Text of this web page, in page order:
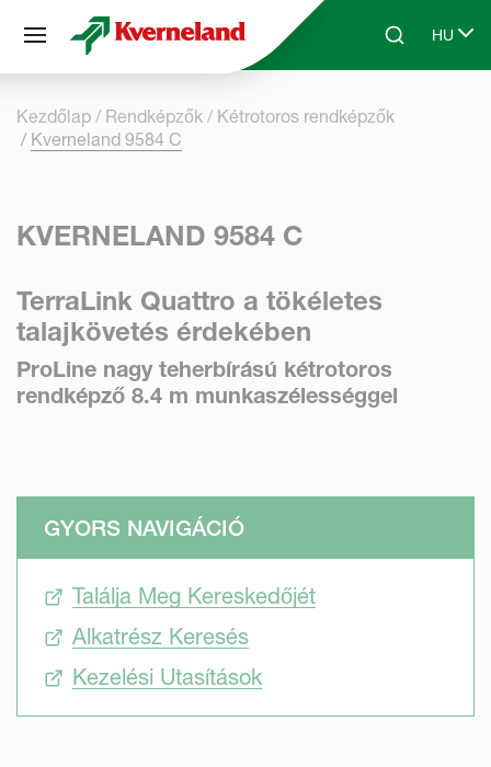
Skip to main contentSearchHU
Select
Kezdőlap Rendképzők
Kétrotoros rendképzők
Kverneland 9584 C
KVERNELAND 9584 C
TerraLink Quattro a tökéletes
talajkövetés érdekében
ProLine nagy teherbírású kétrotoros
rendképző 8.4 m munkaszélességgel
GYORS NAVIGÁCIÓ
Találja Meg Kereskedőjét
Alkatrész Keresés
Kezelési Utasítások
Süti preferenciák